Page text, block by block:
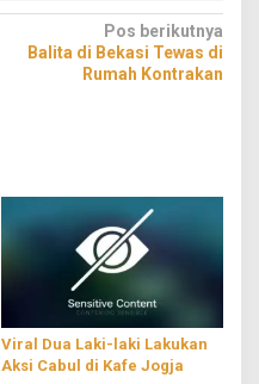
Pos berikutnya
Balita di Bekasi Tewas di
Rumah Kontrakan
Viral Dua Laki-laki Lakukan
Aksi Cabul di Kafe Jogja